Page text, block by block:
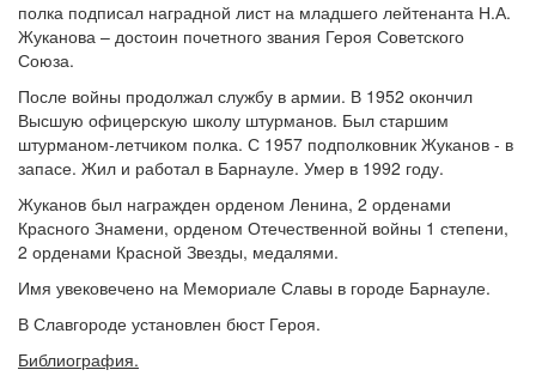
полка подписал наградной лист на младшего лейтенанта Н.А.
Жуканова – достоин почетного звания Героя Советского
Союза.
После войны продолжал службу в армии. В 1952 окончил
Высшую офицерскую школу штурманов. Был старшим
штурманом-летчиком полка. С 1957 подполковник Жуканов - в
запасе. Жил и работал в Барнауле. Умер в 1992 году.
Жуканов был награжден орденом Ленина, 2 орденами
Красного Знамени, орденом Отечественной войны 1 степени,
2 орденами Красной Звезды, медалями.
Имя увековечено на Мемориале Славы в городе Барнауле.
В Славгороде установлен бюст Героя.
Библиография.